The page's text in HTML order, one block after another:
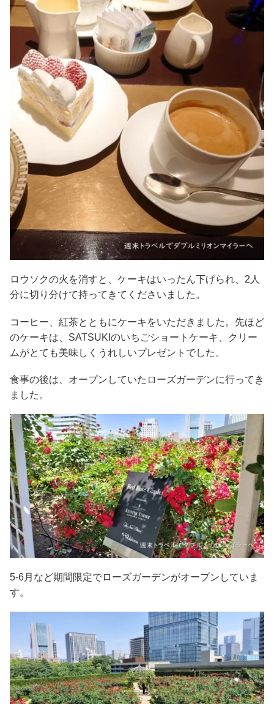
ロウソクの火を消すと、ケーキはいったん下げられ、2人
分に切り分けて持ってきてくださいました。
コーヒー、紅茶とともにケーキをいただきました。先ほど
のケーキは、SATSUKIのいちごショートケーキ、クリー
ムがとても美味しくうれしいプレゼントでした。
食事の後は、オープンしていたローズガーデンに行ってき
ました。
5-6月など期間限定でローズガーデンがオープンしていま
す。